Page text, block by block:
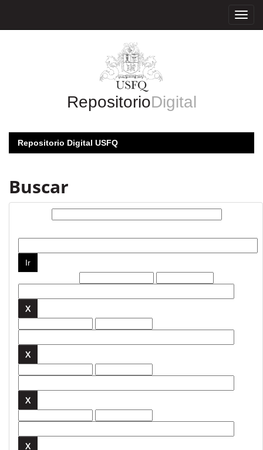
RepositorioDigital
Repositorio Digital USFQ
Buscar